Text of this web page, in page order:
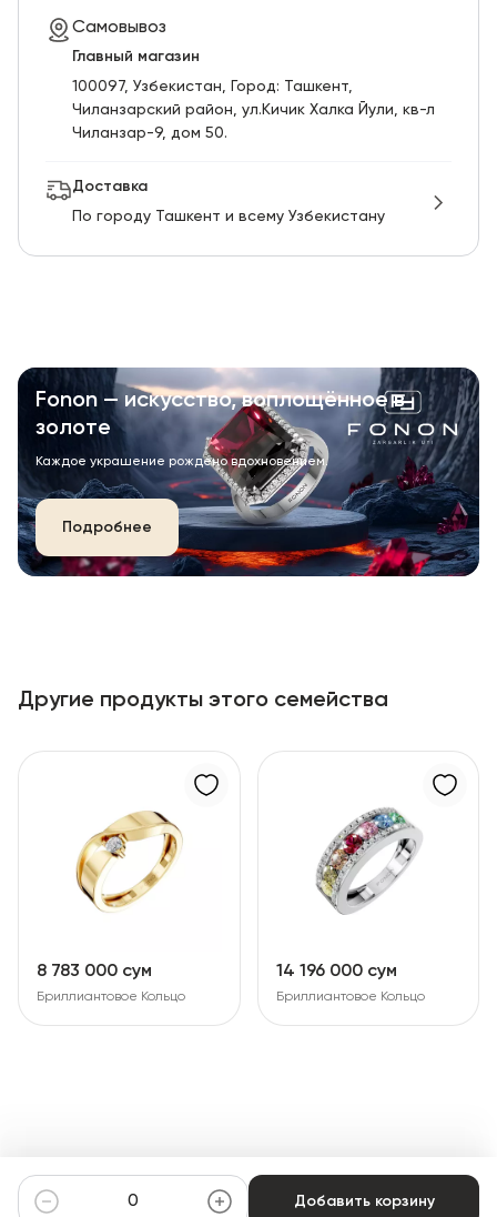
Самовывоз
Главный магазин
100097, Узбекистан, Город: Ташкент,
Чиланзарский pайон, ул.Кичик Халка Йули, кв-л
Чиланзар-9, дом 50.
Доставка
По городу Ташкент и всему Узбекистану
Добавить корзину
Fonon — искусство, воплощённое в
золоте
Каждое украшение рождено вдохновением.
Подробнее
Другие продукты этого семейства
8 783 000 сум
Бриллиантовое Кольцо
14 196 000 сум
Бриллиантовое Кольцо